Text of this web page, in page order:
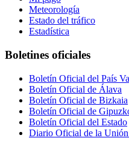
Meteorología
Estado del tráfico
Estadística
Boletines oficiales
Boletín Oficial del País
Boletín Oficial de Álava
Boletín Oficial de Bizkaia
Boletín Oficial de
Boletín Oficial del Estado
Diario Oficial de la Unión